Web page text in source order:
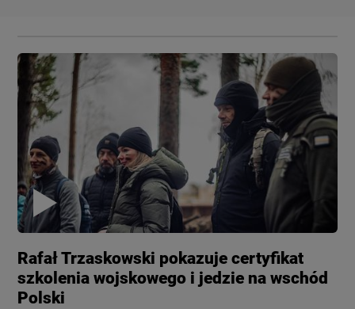
Rafał Trzaskowski pokazuje certyfikat
szkolenia wojskowego i jedzie na wschód
Polski